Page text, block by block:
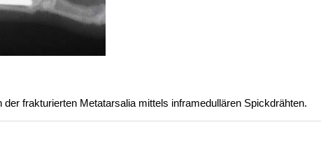
frakturierten Metatarsalia mittels inframedullären Spickdrähten.